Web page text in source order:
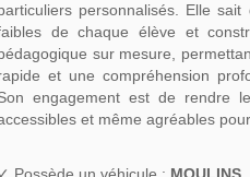
personnalisés. Elle
de chaque élève et
sur mesure,
et une compréhension
engagement est de rendre
et même agréables